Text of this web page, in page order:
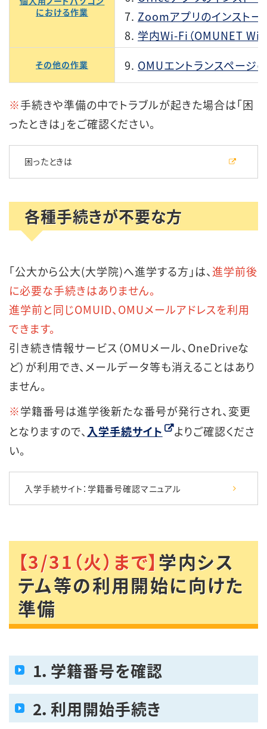
における作業
Zoomアプリのインストー
学内Wi-Fi（OMUNET Wi-
その他の作業 OMUエントランスページ
※手続きや準備の中でトラブルが起きた場合は「困
ったときは」をご確認ください。
困ったときは
各種手続きが不要な方
「公大から公大(大学院)へ進学する方」は、 進学前後
に必要な手続きはありません。
進学前と同じOMUID、OMUメールアドレスを利用
できます。
引き続き情報サービス（OMUメール、OneDriveな
ど）が利用でき、メールデータ等も消えることはあり
ません。
※学籍番号は進学後新たな番号が発行され、変更
となりますので、 入学手続サイト
よりご確認くださ
い。
入学手続サイト：学籍番号確認マニュアル
【3/31（火）まで】学内シス
テム等の利用開始に向けた
準備
1．学籍番号を確認
2．利用開始手続き